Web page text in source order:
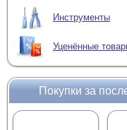
Инструменты
Уценённые
Покупки за